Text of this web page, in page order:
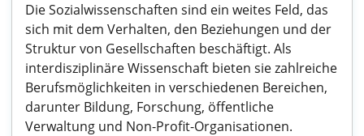
Die Sozialwissenschaften sind ein weites Feld, das
sich mit dem Verhalten, den Beziehungen und der
Struktur von Gesellschaften beschäftigt. Als
interdisziplinäre Wissenschaft bieten sie zahlreiche
Berufsmöglichkeiten in verschiedenen Bereichen,
darunter Bildung, Forschung, öffentliche
Verwaltung und Non-Profit-Organisationen.